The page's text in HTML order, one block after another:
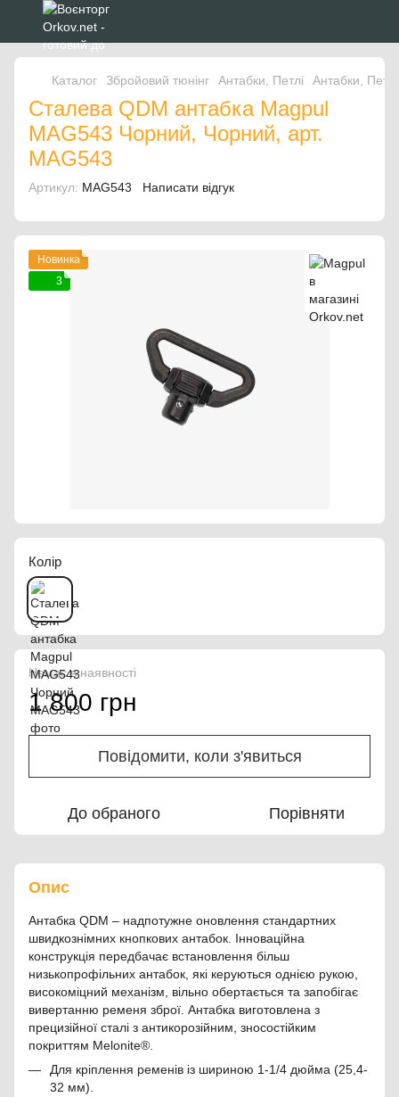
Каталог Збройовий тюнінг Антабки, Петлі Антабки,
Сталева QDM антабка Magpul
MAG543 Чорний, Чорний, арт.
MAG543
Артикул: MAG543 Написати відгук
Новинка
3
Колір
Немає в наявності
1 800 грн
Повідомити, коли з'явиться
До обраного Порівняти
Опис
Антабка QDM – надпотужне оновлення стандартних
швидкознімних кнопкових антабок. Інноваційна
конструкція передбачає встановлення більш
низькопрофільних антабок, які керуються однією рукою,
високоміцний механізм, вільно обертається та запобігає
вивертанню ременя зброї. Антабка виготовлена ​​з
прецизійної сталі з антикорозійним, зносостійким
покриттям Melonite®.
Для кріплення ременів із шириною 1-1/4 дюйма (25,4-
32 мм).